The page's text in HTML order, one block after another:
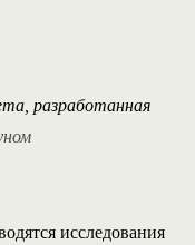
разработанная
исследования